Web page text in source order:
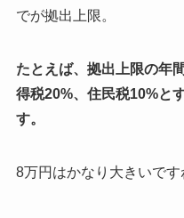
でが拠出上限。
たとえば、拠出上限の年
得税20%、住民税10%と
す。
8万円はかなり大きいです